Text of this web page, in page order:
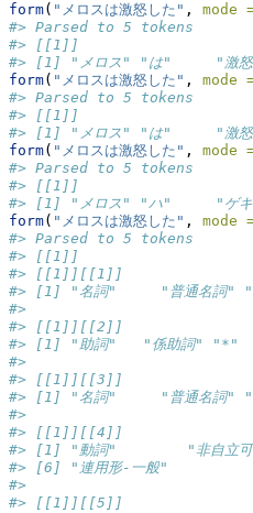
form( "メロスは激怒した" , mode
#> Parsed to 5 tokens
#> [[1]]
#> [1] "メロス" "は"     "激
form( "メロスは激怒した" , mode
#> Parsed to 5 tokens
#> [[1]]
#> [1] "メロス" "は"     "激
form( "メロスは激怒した" , mode
#> Parsed to 5 tokens
#> [[1]]
#> [1] "メロス" "ハ"     "ゲ
form( "メロスは激怒した" , mode
#> Parsed to 5 tokens
#> [[1]]
#> [[1]][[1]]
#> [1] "名詞"     "普
#>
#> [[1]][[2]]
#> [1] "助詞"   "係助
#>
#> [[1]][[3]]
#> [1] "名詞"     "普通
#>
#> [[1]][[4]]
#> [1] "動詞"        "非
#> [6] "連用形-一般"
#>
#> [[1]][[5]]